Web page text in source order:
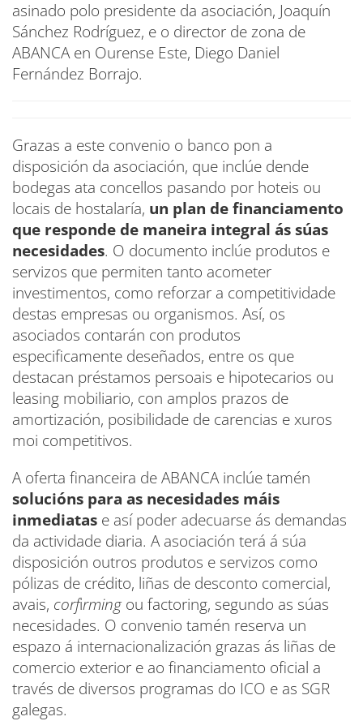
asinado polo presidente da asociación, Joaquín
Sánchez Rodríguez, e o director de zona de
ABANCA en Ourense Este, Diego Daniel
Fernández Borrajo.
Grazas a este convenio o banco pon a
disposición da asociación, que inclúe dende
bodegas ata concellos pasando por hoteis ou
locais de hostalaría, un plan de financiamento
que responde de maneira integral ás súas
necesidades. O documento inclúe produtos e
servizos que permiten tanto acometer
investimentos, como reforzar a competitividade
destas empresas ou organismos. Así, os
asociados contarán con produtos
especificamente deseñados, entre os que
destacan préstamos persoais e hipotecarios ou
leasing mobiliario, con amplos prazos de
amortización, posibilidade de carencias e xuros
moi competitivos.
A oferta financeira de ABANCA inclúe tamén
solucións para as necesidades máis
inmediatas e así poder adecuarse ás demandas
da actividade diaria. A asociación terá á súa
disposición outros produtos e servizos como
pólizas de crédito, liñas de desconto comercial,
avais, corfirmingou factoring, segundo as súas
necesidades. O convenio tamén reserva un
espazo á internacionalización grazas ás liñas de
comercio exterior e ao financiamento oficial a
través de diversos programas do ICO e as SGR
galegas.